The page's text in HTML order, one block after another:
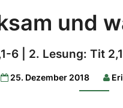
und
feiern
Lesung:
und
6 | 2. Lesung: Tit
25. Dezember 2018